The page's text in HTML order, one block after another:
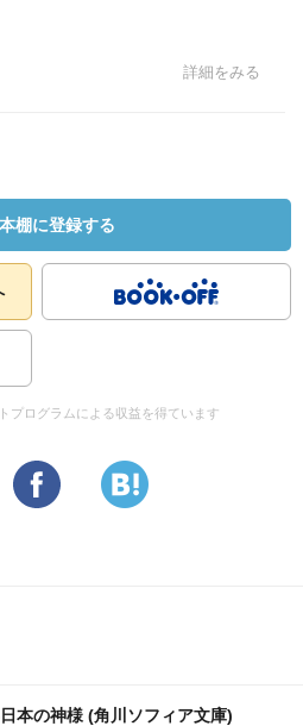
詳細をみる
本棚に登録する
プログラムによる収益を得ています
本の神様 (角川ソフィア文庫)